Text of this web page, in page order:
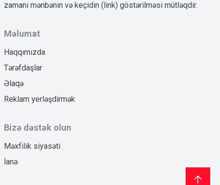
zamanı mənbənin və keçidin (link) göstərilməsi mütləqdir.
Məlumat
Haqqımızda
Tərəfdaşlar
Əlaqə
Reklam yerləşdirmək
Bizə dəstək olun
Məxfilik siyasəti
İanə